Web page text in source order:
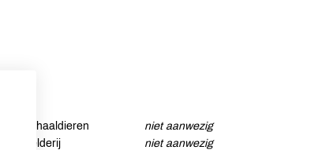
Schaaldieren
niet aanwezig
Selderij
niet aanwezig